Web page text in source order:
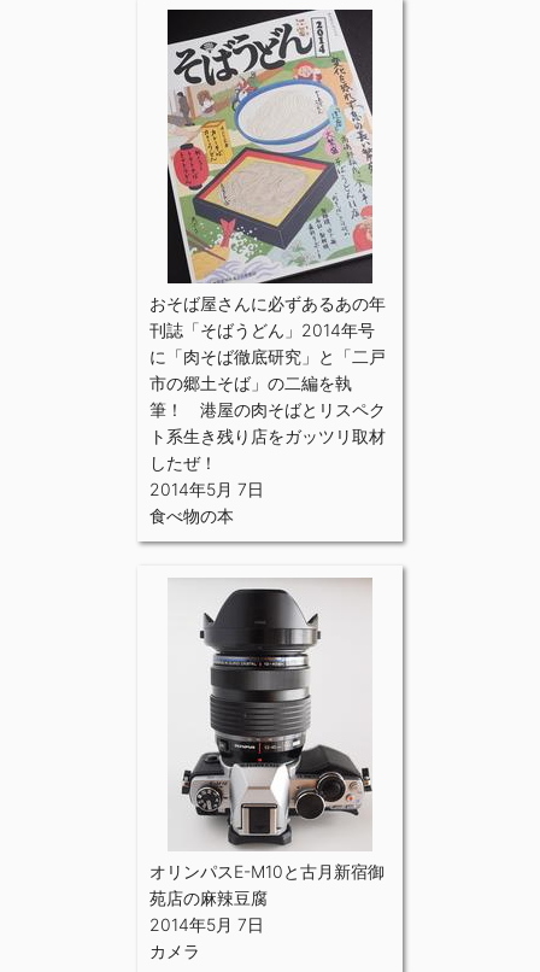
おそば屋さんに必ずあるあの年
刊誌「そばうどん」2014年号
に「肉そば徹底研究」と「二戸
市の郷土そば」の二編を執
筆！ 港屋の肉そばとリスペク
ト系生き残り店をガッツリ取材
したぜ！
2014年5月 7日
食べ物の本
オリンパスE-M10と古月新宿御
苑店の麻辣豆腐
2014年5月 7日
カメラ